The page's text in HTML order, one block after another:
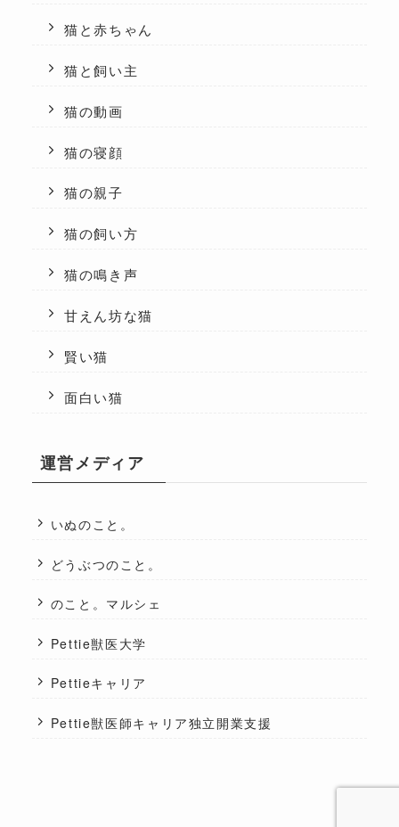
猫と赤ちゃん
猫と飼い主
猫の動画
猫の寝顔
猫の親子
猫の飼い方
猫の鳴き声
甘えん坊な猫
賢い猫
面白い猫
運営メディア
いぬのこと。
どうぶつのこと。
のこと。マルシェ
Pettie獣医大学
Pettieキャリア
Pettie獣医師キャリア独立開業支援